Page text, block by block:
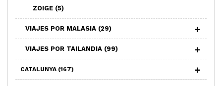
ZOIGE (5)
VIAJES POR MALASIA (29)
VIAJES POR TAILANDIA (99)
CATALUNYA (167)